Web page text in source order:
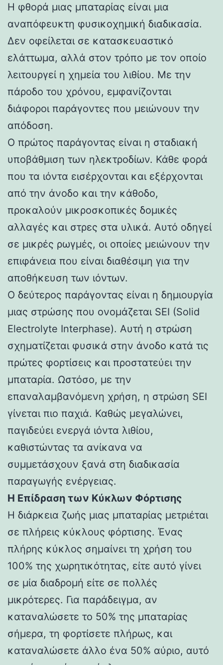
Η φθορά μιας μπαταρίας είναι μια
αναπόφευκτη φυσικοχημική διαδικασία.
Δεν οφείλεται σε κατασκευαστικό
ελάττωμα, αλλά στον τρόπο με τον οποίο
λειτουργεί η χημεία του λιθίου. Με την
πάροδο του χρόνου, εμφανίζονται
διάφοροι παράγοντες που μειώνουν την
απόδοση.
Ο πρώτος παράγοντας είναι η σταδιακή
υποβάθμιση των ηλεκτροδίων. Κάθε φορά
που τα ιόντα εισέρχονται και εξέρχονται
από την άνοδο και την κάθοδο,
προκαλούν μικροσκοπικές δομικές
αλλαγές και στρες στα υλικά. Αυτό οδηγεί
σε μικρές ρωγμές, οι οποίες μειώνουν την
επιφάνεια που είναι διαθέσιμη για την
αποθήκευση των ιόντων.
Ο δεύτερος παράγοντας είναι η δημιουργία
μιας στρώσης που ονομάζεται SEI (Solid
Electrolyte Interphase). Αυτή η στρώση
σχηματίζεται φυσικά στην άνοδο κατά τις
πρώτες φορτίσεις και προστατεύει την
μπαταρία. Ωστόσο, με την
επαναλαμβανόμενη χρήση, η στρώση SEI
γίνεται πιο παχιά. Καθώς μεγαλώνει,
παγιδεύει ενεργά ιόντα λιθίου,
καθιστώντας τα ανίκανα να
συμμετάσχουν ξανά στη διαδικασία
παραγωγής ενέργειας.
Η Επίδραση των Κύκλων Φόρτισης
Η διάρκεια ζωής μιας μπαταρίας μετριέται
σε πλήρεις κύκλους φόρτισης. Ένας
πλήρης κύκλος σημαίνει τη χρήση του
100% της χωρητικότητας, είτε αυτό γίνει
σε μία διαδρομή είτε σε πολλές
μικρότερες. Για παράδειγμα, αν
καταναλώσετε το 50% της μπαταρίας
σήμερα, τη φορτίσετε πλήρως, και
καταναλώσετε άλλο ένα 50% αύριο, αυτό